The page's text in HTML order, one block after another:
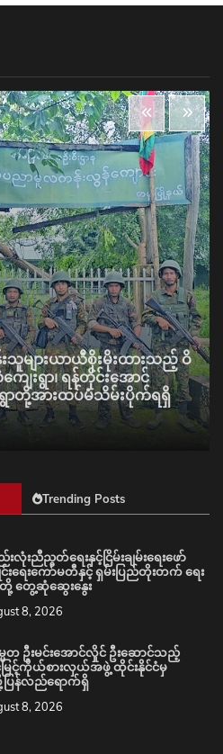
သူများယာယီစိုးမိုးထားသည့် ဝိ
ေးရွာ၊ ရန်တိုင်းအောင်
ရွာတို့အားထပ်မံသိမ်းပိုက်ရရှိ
Trending Posts
လုံးညီညွတ်ရေးနှင့်ငြိမ်းချမ်းရေးဖော်
ရေးကော်မတီနှင့် ရှမ်းပြည်တိုးတက် ရေး
တို့ တွေ့ဆုံဆွေးနွေး
8, 2026
တ ဦးမင်းအောင်လှိုင် ဦးဆောင်သည့်
မြင့်ကိုယ်စားလှယ်အဖွဲ့ ထိုင်းနိုင်ငံမှ
ပြန်လည်ရောက်ရှိ
8, 2026